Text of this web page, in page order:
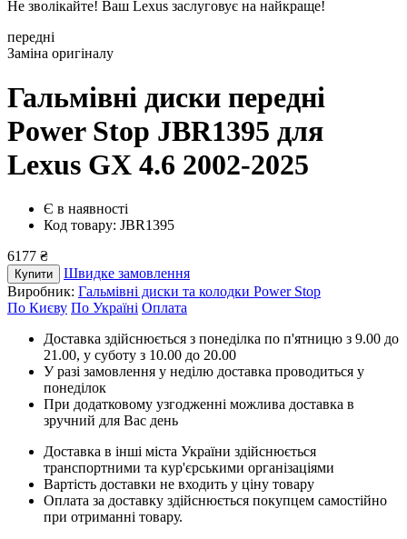
Не зволікайте! Ваш Lexus заслуговує на найкраще!
передні
Заміна оригіналу
Гальмівні диски передні
Power Stop JBR1395 для
Lexus GX 4.6 2002-2025
Є в наявності
Код товару: JBR1395
6177 ₴
Купити
Швидке замовлення
Виробник: Гальмівні диски та колодки Power Stop
По Києву По Україні Оплата
Доставка здійснюється з понеділка по п'ятницю з 9.00 до
21.00, у суботу з 10.00 до 20.00
У разі замовлення у неділю доставка проводиться у
понеділок
При додатковому узгодженні можлива доставка в
зручний для Вас день
Доставка в інші міста України здійснюється
транспортними та кур'єрськими організаціями
Вартість доставки не входить у ціну товару
Оплата за доставку здійснюється покупцем самостійно
при отриманні товару.